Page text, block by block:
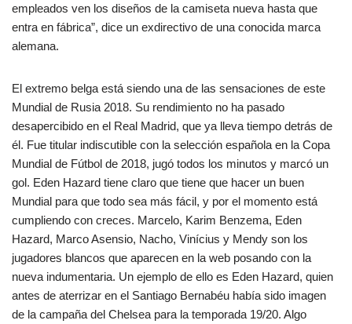
empleados ven los diseños de la camiseta nueva hasta que
entra en fábrica”, dice un exdirectivo de una conocida marca
alemana.
El extremo belga está siendo una de las sensaciones de este
Mundial de Rusia 2018. Su rendimiento no ha pasado
desapercibido en el Real Madrid, que ya lleva tiempo detrás de
él. Fue titular indiscutible con la selección española en la Copa
Mundial de Fútbol de 2018, jugó todos los minutos y marcó un
gol. Eden Hazard tiene claro que tiene que hacer un buen
Mundial para que todo sea más fácil, y por el momento está
cumpliendo con creces. Marcelo, Karim Benzema, Eden
Hazard, Marco Asensio, Nacho, Vinícius y Mendy son los
jugadores blancos que aparecen en la web posando con la
nueva indumentaria. Un ejemplo de ello es Eden Hazard, quien
antes de aterrizar en el Santiago Bernabéu había sido imagen
de la campaña del Chelsea para la temporada 19/20. Algo